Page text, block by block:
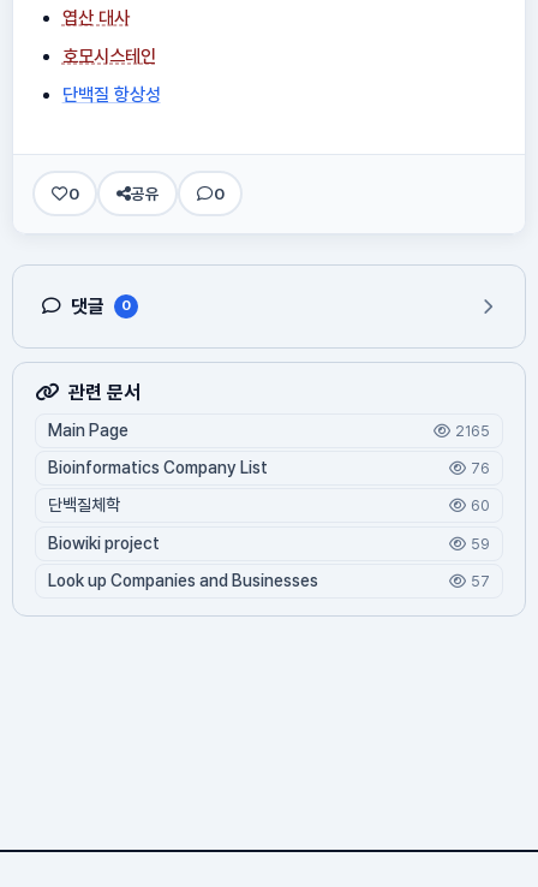
엽산 대사
호모시스테인
단백질 항상성
0 공유 0
댓글 0
관련 문서
Main Page 2165
Bioinformatics Company List 76
단백질체학 60
Biowiki project 59
Look up Companies and Businesses 57